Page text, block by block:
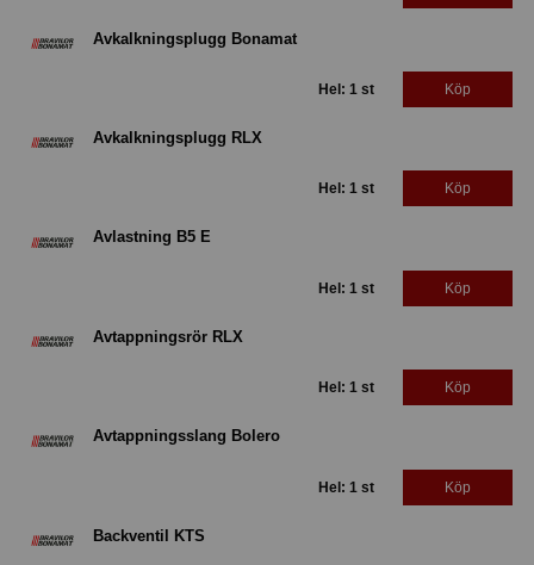
Avkalkningsplugg Bonamat
Hel: 1 st Köp
Avkalkningsplugg RLX
Hel: 1 st Köp
Avlastning B5 E
Hel: 1 st Köp
Avtappningsrör RLX
Hel: 1 st Köp
Avtappningsslang Bolero
Hel: 1 st Köp
Backventil KTS